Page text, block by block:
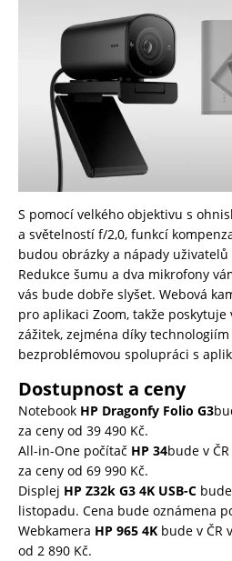
S pomocí velkého objektivu s
a světelností f/2,0, funkcí
budou obrázky a nápady uživatelů
Redukce šumu a dva mikrofony
vás bude dobře slyšet. Webová
pro aplikaci Zoom, takže
zážitek, zejména díky
bezproblémovou spolupráci s
Dostupnost a ceny
Notebook HP Dragonfy Folio G3
za ceny od 39 490 Kč.
All-in-One počítač HP 34bude v
za ceny od 69 990 Kč.
Displej HP Z32k G3 4K USB-C
listopadu. Cena bude oznámena
Webkamera HP 965 4K bude v ČR
od 2 890 Kč.